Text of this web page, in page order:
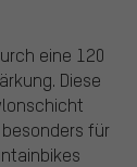
eine 120
Diese
für